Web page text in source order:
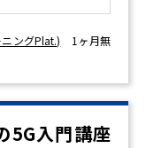
ングPlat.) 1ヶ月無
5G入門講座